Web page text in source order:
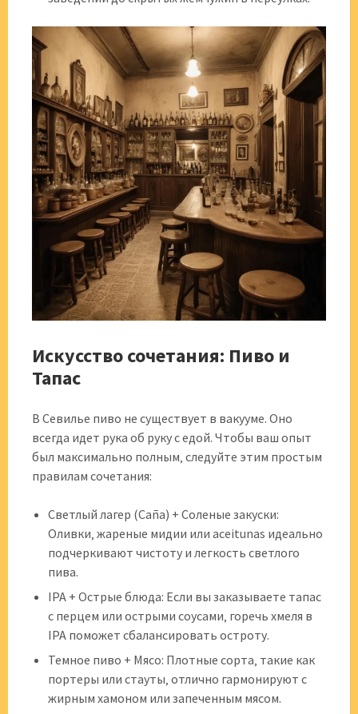
Искусство сочетания: Пиво и
Тапас
В Севилье пиво не существует в вакууме. Оно
всегда идет рука об руку с едой. Чтобы ваш опыт
был максимально полным‚ следуйте этим простым
правилам сочетания:
Светлый лагер (Caña) + Соленые закуски:
Оливки‚ жареные мидии или aceitunas идеально
подчеркивают чистоту и легкость светлого
пива.
IPA + Острые блюда: Если вы заказываете тапас
с перцем или острыми соусами‚ горечь хмеля в
IPA поможет сбалансировать остроту.
Темное пиво + Мясо: Плотные сорта‚ такие как
портеры или стауты‚ отлично гармонируют с
жирным хамоном или запеченным мясом.